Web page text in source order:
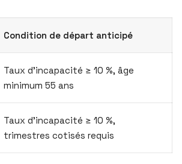
Condition de départ anticipé
Taux d’incapacité ≥ 10 %, âge
minimum 55 ans
Taux d’incapacité ≥ 10 %,
trimestres cotisés requis